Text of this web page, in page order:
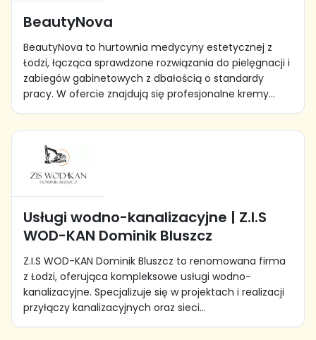
BeautyNova
BeautyNova to hurtownia medycyny estetycznej z
Łodzi, łącząca sprawdzone rozwiązania do pielęgnacji i
zabiegów gabinetowych z dbałością o standardy
pracy. W ofercie znajdują się profesjonalne kremy...
Usługi wodno-kanalizacyjne | Z.I.S
WOD-KAN Dominik Bluszcz
Z.I.S WOD-KAN Dominik Bluszcz to renomowana firma
z Łodzi, oferująca kompleksowe usługi wodno-
kanalizacyjne. Specjalizuje się w projektach i realizacji
przyłączy kanalizacyjnych oraz sieci...